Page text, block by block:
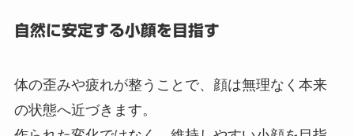
自然に安定する小顔を目指す
体の歪みや疲れが整うことで、顔は無理なく本来
の状態へ近づきます。